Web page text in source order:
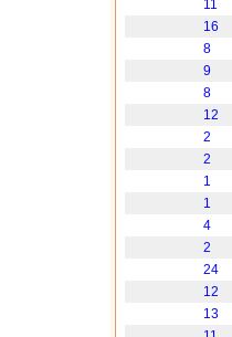
11
16
8
9
8
12
2
2
1
1
4
2
24
12
13